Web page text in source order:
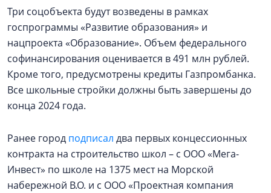
Три соцобъекта будут возведены в рамках
госпрограммы «Развитие образования» и
нацпроекта «Образование». Объем федерального
софинансирования оценивается в 491 млн рублей.
Кроме того, предусмотрены кредиты Газпромбанка.
Все школьные стройки должны быть завершены до
конца 2024 года.
Ранее город подписал два первых концессионных
контракта на строительство школ – с ООО «Мега-
Инвест» по школе на 1375 мест на Морской
набережной В.О. и с ООО «Проектная компания